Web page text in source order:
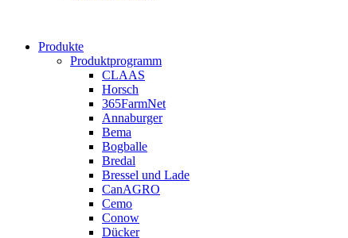
Produkte
Produktprogramm
CLAAS
Horsch
365FarmNet
Annaburger
Bema
Bogballe
Bredal
Bressel und Lade
CanAGRO
Cemo
Conow
Dücker